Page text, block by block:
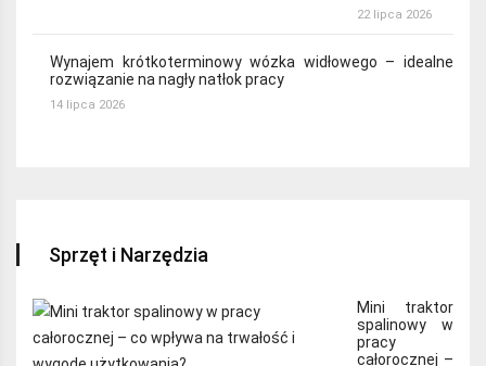
22 lipca 2026
Wynajem krótkoterminowy wózka widłowego – idealne
rozwiązanie na nagły natłok pracy
14 lipca 2026
Sprzęt i Narzędzia
Mini traktor
spalinowy w
pracy
całorocznej –